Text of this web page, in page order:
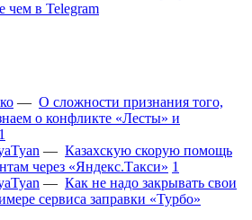
чем в Telegram
— О сложности признания того,
о конфликте «Лесты» и
1
— Казахскую скорую помощь
через «Яндекс.Такси» 1
— Как не надо закрывать свои
сервиса заправки «Турбо»